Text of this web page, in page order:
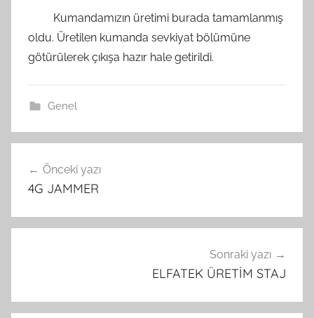
Kumandamızın üretimi burada tamamlanmış
oldu. Üretilen kumanda sevkiyat bölümüne
götürülerek çıkışa hazır hale getirildi.
Genel
gezinmesi
Önceki yazı
4G JAMMER
Sonraki yazı
ELFATEK ÜRETİM STAJ